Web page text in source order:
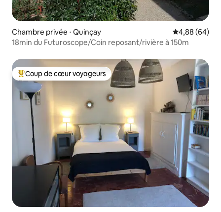
Chambre privée ⋅ Quinçay Évaluation
4,88 (64)
18min du Futuroscope/Coin reposant/rivière à 150m
Coups de cœur voyageurs les plus appréciés
Coup de cœur voyageurs